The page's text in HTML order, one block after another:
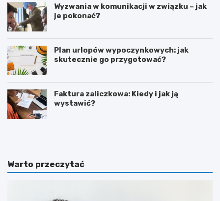
Wyzwania w komunikacji w związku – jak
je pokonać?
Plan urlopów wypoczynkowych: jak
skutecznie go przygotować?
Faktura zaliczkowa: Kiedy i jak ją
wystawić?
L
W
a
Z
n
i
Warto przeczytać